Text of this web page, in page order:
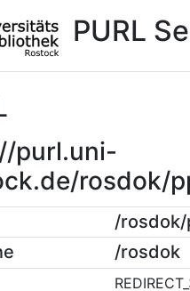
PURL
purl.uni-
rosdok/
/
/rosdok